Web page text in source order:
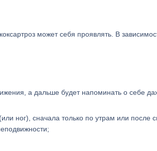
может себя проявлять. В
а дальше будет напоминать о себе
ног), сначала только по утрам или после